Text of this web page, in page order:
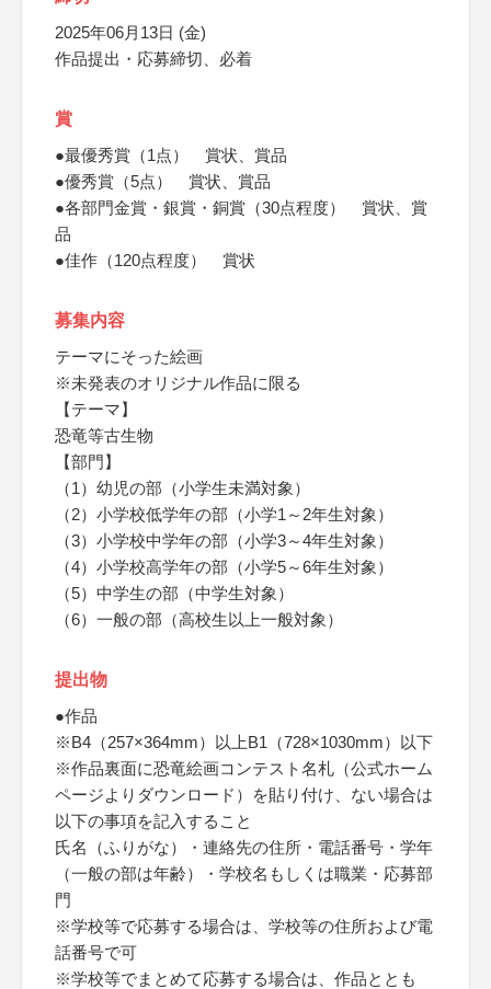
2025年06月13日 (金)
作品提出・応募締切、必着
賞
●最優秀賞（1点） 賞状、賞品
●優秀賞（5点） 賞状、賞品
●各部門金賞・銀賞・銅賞（30点程度） 賞状、賞
品
●佳作（120点程度） 賞状
募集内容
テーマにそった絵画
※未発表のオリジナル作品に限る
【テーマ】
恐竜等古生物
【部門】
（1）幼児の部（小学生未満対象）
（2）小学校低学年の部（小学1～2年生対象）
（3）小学校中学年の部（小学3～4年生対象）
（4）小学校高学年の部（小学5～6年生対象）
（5）中学生の部（中学生対象）
（6）一般の部（高校生以上一般対象）
提出物
●作品
※B4（257×364mm）以上B1（728×1030mm）以下
※作品裏面に恐竜絵画コンテスト名札（公式ホーム
ページよりダウンロード）を貼り付け、ない場合は
以下の事項を記入すること
氏名（ふりがな）・連絡先の住所・電話番号・学年
（一般の部は年齢）・学校名もしくは職業・応募部
門
※学校等で応募する場合は、学校等の住所および電
話番号で可
※学校等でまとめて応募する場合は、作品ととも